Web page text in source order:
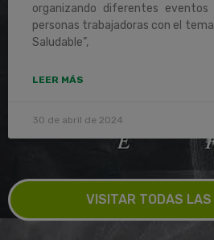
organizando diferentes
personas trabajadoras con el
Saludable”,
LEER MÁS
30 de abril de 2024
VISITAR TODAS LAS